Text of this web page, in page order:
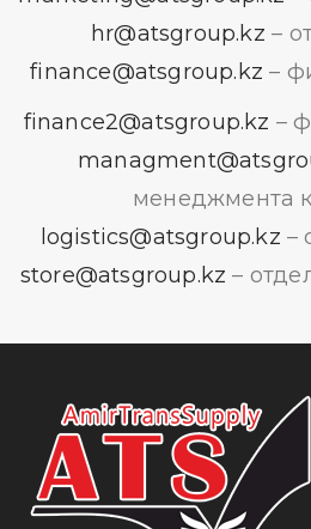
hr@atsgroup.kz –
finance@atsgroup.kz –
finance2@atsgroup.kz –
менеджмента
logistics@atsgroup.kz –
store@atsgroup.kz –